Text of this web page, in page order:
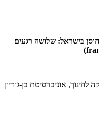
בישראל: שלושה רגעים
לחינוך, אוניברסיטת בן-גוריון